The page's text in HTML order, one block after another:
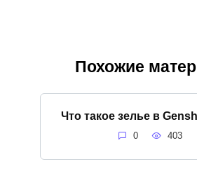
Похожие
Что такое зелье в
0 403